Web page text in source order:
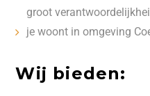
groot
je woont in omgeving
Wij bieden: